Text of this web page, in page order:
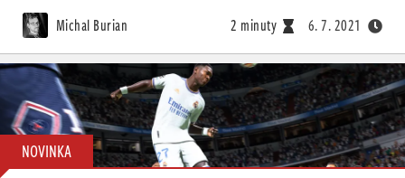
Michal Burian 2 minuty 6. 7. 2021
NOVINKA